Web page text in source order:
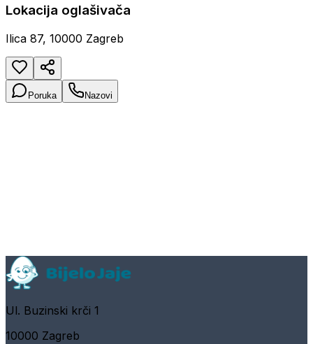
Lokacija oglašivača
Ilica 87, 10000 Zagreb
Poruka Nazovi
Ul. Buzinski krči 1
10000 Zagreb